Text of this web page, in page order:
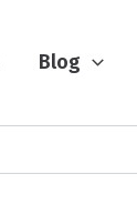
Blog